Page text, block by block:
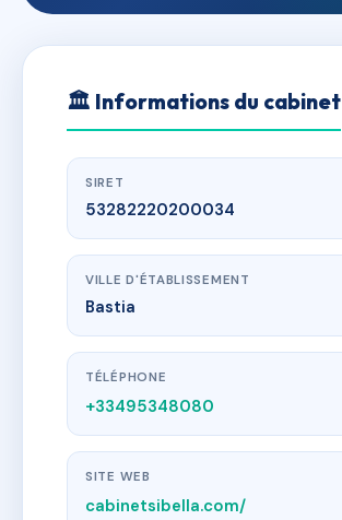
🏛 Informations du cabinet
SIRET
53282220200034
VILLE D'ÉTABLISSEMENT
Bastia
TÉLÉPHONE
+33495348080
SITE WEB
cabinetsibella.com/